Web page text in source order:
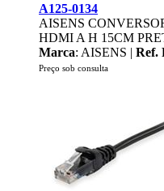
A125-0134
AISENS
HDMI A H 15CM
Marca: AISENS | Ref.
Preço sob consulta